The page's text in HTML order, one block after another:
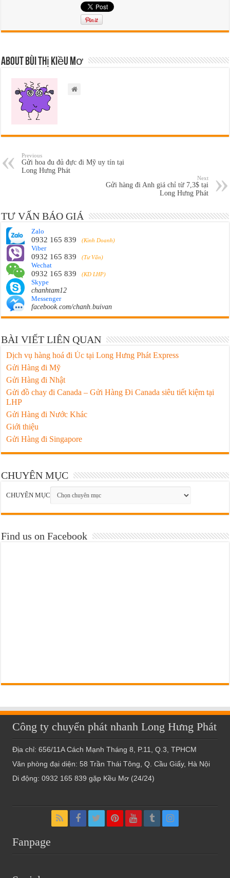
About Bùi Thị Kiều Mơ
Previous
Gửi hoa đu đủ đực đi Mỹ uy tín tại
Long Hưng Phát
Next
Gửi hàng đi Anh giá chỉ từ 7,3$ tại
Long Hưng Phát
TƯ VẤN BÁO GIÁ
Zalo
0932 165 839 (Kinh Doanh)
Viber
0932 165 839 (Tư Vấn)
Wechat
0932 165 839 (KD LHP)
Skype
chanhtam12
Messenger
facebook.com/chanh.buivan
BÀI VIẾT LIÊN QUAN
Dịch vụ hàng hoá đi Úc tại Long Hưng Phát Express
Gửi Hàng đi Mỹ
Gửi Hàng đi Nhật
Gửi đồ chay đi Canada – Gửi Hàng Đi Canada siêu tiết kiệm tại
LHP
Gửi Hàng đi Nước Khác
Giới thiệu
Gửi Hàng đi Singapore
CHUYÊN MỤC
CHUYÊN MỤC
Find us on Facebook
Công ty chuyển phát nhanh Long Hưng Phát
Địa chỉ: 656/11A Cách Mạnh Tháng 8, P.11, Q.3, TPHCM
Văn phòng đại diện: 58 Trần Thái Tông, Q. Cầu Giấy, Hà Nội
Di động: 0932 165 839 gặp Kều Mơ (24/24)
Fanpage